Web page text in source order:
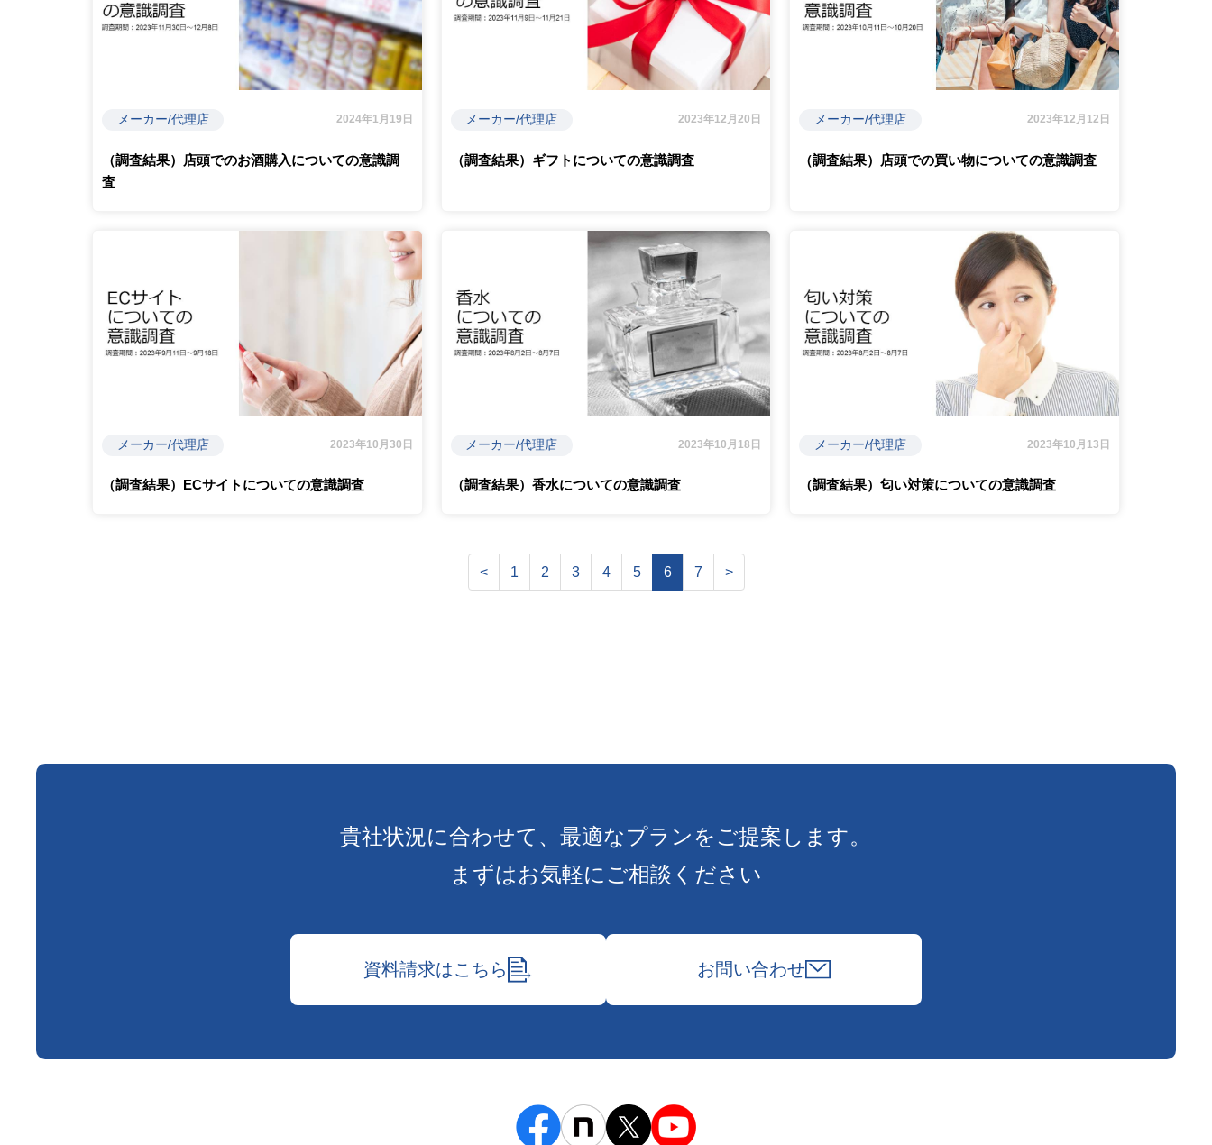
メーカー/代理店 2024年1月19日
（調査結果）店頭でのお酒購入についての意識調
査
メーカー/代理店 2023年12月20日
（調査結果）ギフトについての意識調査
メーカー/代理店 2023年12月12日
（調査結果）店頭での買い物についての意識調査
メーカー/代理店 2023年10月30日
（調査結果）ECサイトについての意識調査
メーカー/代理店 2023年10月18日
（調査結果）香水についての意識調査
メーカー/代理店 2023年10月13日
（調査結果）匂い対策についての意識調査
< 1 2 3 4 5 6 7 >
貴社状況に合わせて、最適なプランをご提案します。
まずはお気軽にご相談ください
資料請求はこちら お問い合わせ